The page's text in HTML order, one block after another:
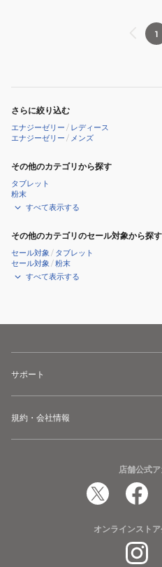
1
さらに絞り込む
エナジーゼリー / レディース
エナジーゼリー / メンズ
その他のカテゴリから探す
タブレット
粉末
すべて表示する
その他のカテゴリのセール対象から探す
セール対象 / タブレット
セール対象 /粉末
すべて表示する
サポート
規約・会社情報
店舗公式
オンラインスト